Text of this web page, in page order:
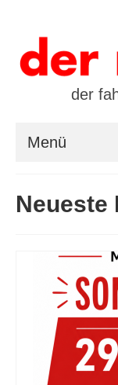
der
Menü
öffnungszeiten
leasing /
preistool
kalender
specials
Neueste